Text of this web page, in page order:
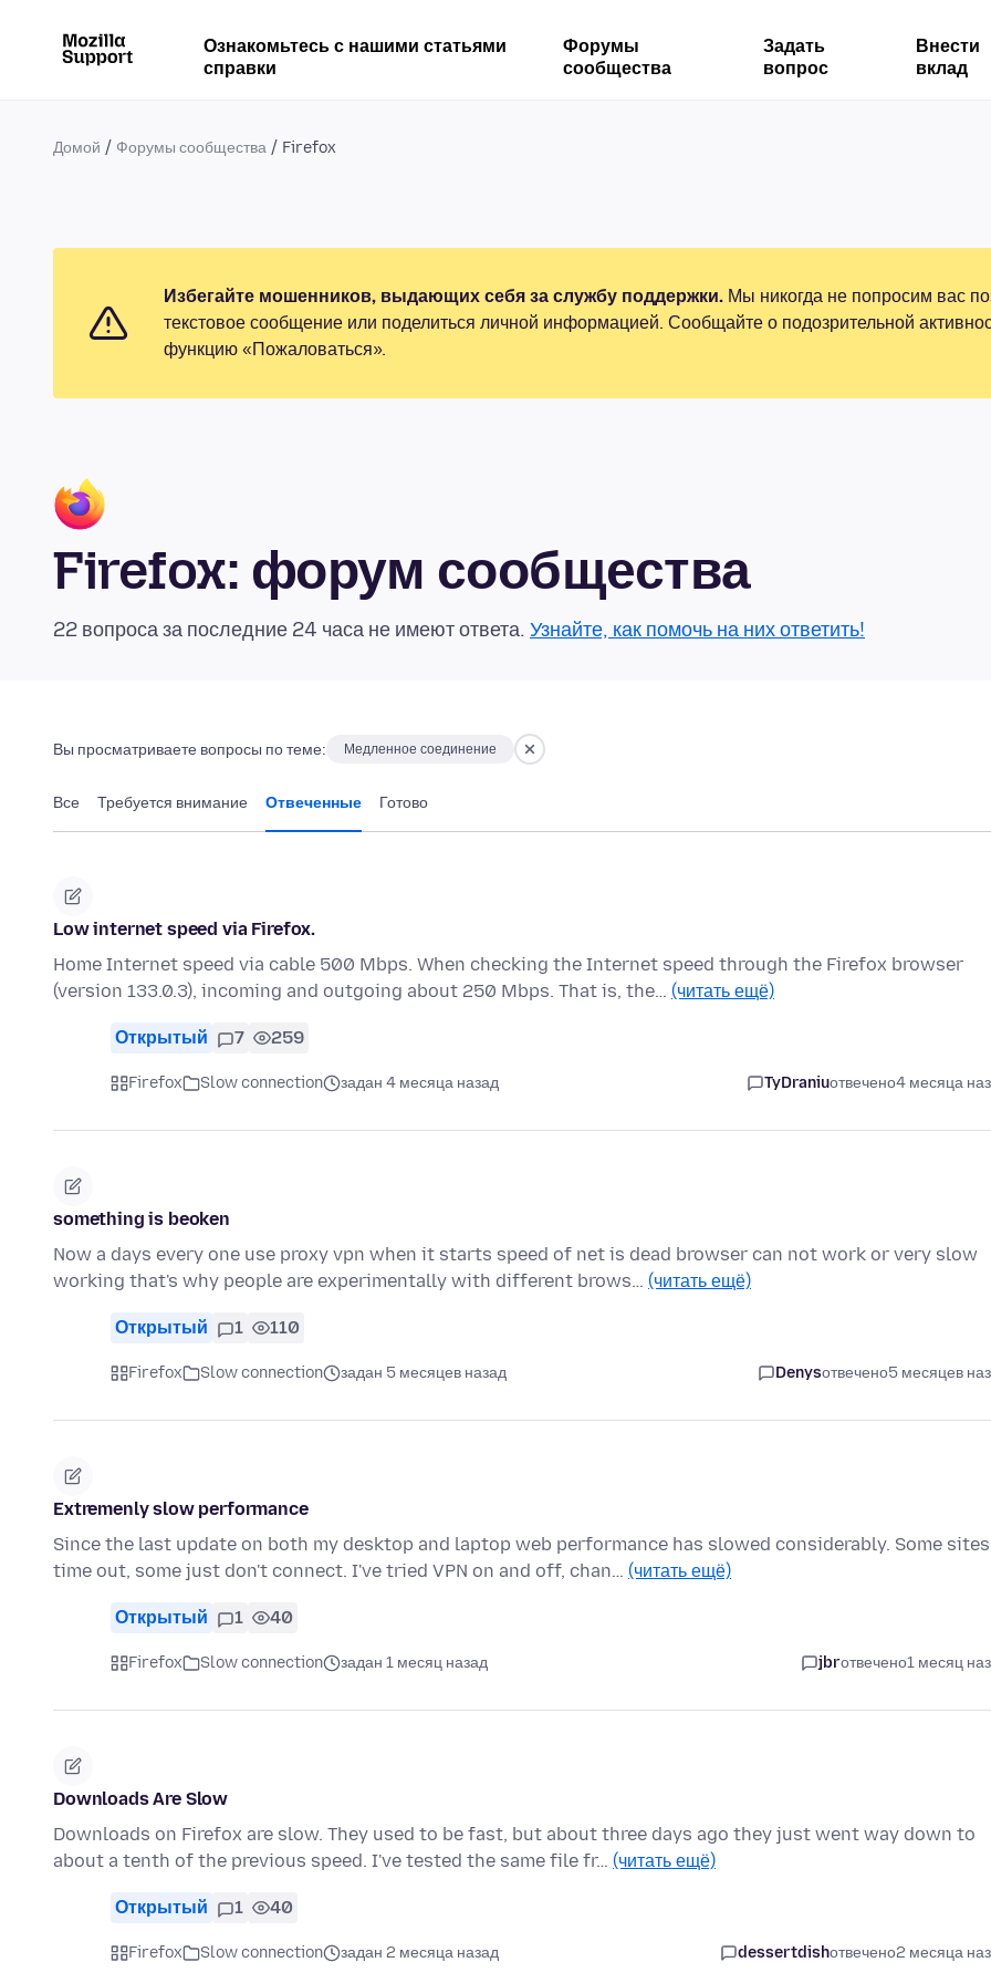
Ознакомьтесь с нашими статьями
справки
Форумы
сообщества
Задать
вопрос
Внести
вклад
Домой Форумы сообщества Firefox
Избегайте мошенников, выдающих себя за службу поддержки. Мы никогда не попросим вас
текстовое сообщение или поделиться личной информацией. Сообщайте о подозрительной
функцию «Пожаловаться».
Firefox: форум сообщества
22 вопроса за последние 24 часа не имеют ответа. Узнайте, как помочь на них ответить!
Вы просматриваете вопросы по теме: Медленное соединение
Все Требуется внимание Отвеченные Готово
Low internet speed via Firefox.
Home Internet speed via cable 500 Mbps. When checking the Internet speed through the Firefox browser
(version 133.0.3), incoming and outgoing about 250 Mbps. That is, the… (читать ещё)
Открытый 7 259
Firefox Slow connection задан 4 месяца назад TyDraniuотвечено4 месяца
something is beoken
Now a days every one use proxy vpn when it starts speed of net is dead browser can not work or very slow
working that's why people are experimentally with different brows… (читать ещё)
Открытый 1 110
Firefox Slow connection задан 5 месяцев назад Denysотвечено5 месяцев
Extremenly slow performance
Since the last update on both my desktop and laptop web performance has slowed considerably. Some sites
time out, some just don't connect. I've tried VPN on and off, chan… (читать ещё)
Открытый 1 40
Firefox Slow connection задан 1 месяц назад jbrотвечено1 месяц
Downloads Are Slow
Downloads on Firefox are slow. They used to be fast, but about three days ago they just went way down to
about a tenth of the previous speed. I've tested the same file fr… (читать ещё)
Открытый 1 40
Firefox Slow connection задан 2 месяца назад dessertdishотвечено2 месяца